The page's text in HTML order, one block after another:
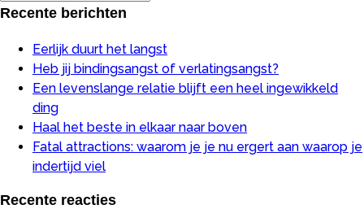
Recente berichten
Eerlijk duurt het langst
Heb jij bindingsangst of verlatingsangst?
Een levenslange relatie blijft een heel ingewikkeld
ding
Haal het beste in elkaar naar boven
Fatal attractions: waarom je je nu ergert aan waarop je
indertijd viel
Recente reacties